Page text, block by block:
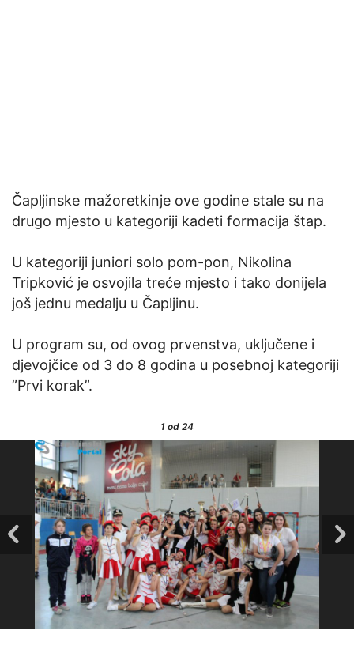
Čapljinske mažoretkinje ove godine stale su na
drugo mjesto u kategoriji kadeti formacija štap.
U kategoriji juniori solo pom-pon, Nikolina
Tripković je osvojila treće mjesto i tako donijela
još jednu medalju u Čapljinu.
U program su, od ovog prvenstva, uključene i
djevojčice od 3 do 8 godina u posebnoj kategoriji
”Prvi korak”.
1 od 24